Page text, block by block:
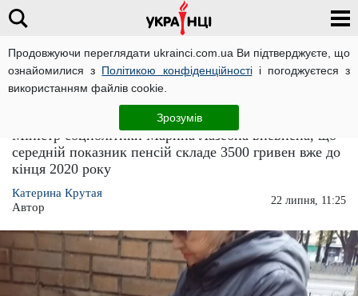
Продовжуючи переглядати ukrainci.com.ua Ви підтверджуєте, що
ознайомилися з Політикою конфіденційностіі погоджуєтеся з
використанням файлів cookie.
Зрозумів
Україна
Українцям обіцяють пенсії у 3500 гривен
Міністр соцполітики Марина Лазебна впевнена, що
середній показник пенсій складе 3500 гривен вже до
кінця 2020 року
Катерина Крутая
Автор
22 липня, 11:25